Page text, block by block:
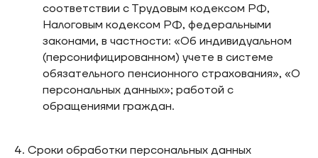
соответствии с Трудовым кодексом РФ,
Налоговым кодексом РФ, федеральными
законами, в частности: «Об индивидуальном
(персонифицированном) учете в системе
обязательного пенсионного страхования», «О
персональных данных»; работой с
обращениями граждан.
4. Сроки обработки персональных данных